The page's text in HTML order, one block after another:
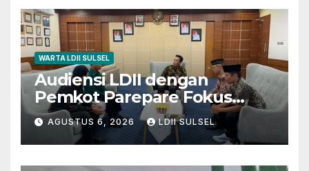
WARTA LDII SULSEL
Audiensi LDII dengan
Pemkot Parepare Fokus
pada Pembinaan Generasi
Muda dan 29 Karakter Luhur
AGUSTUS 6, 2026 LDII SULSEL